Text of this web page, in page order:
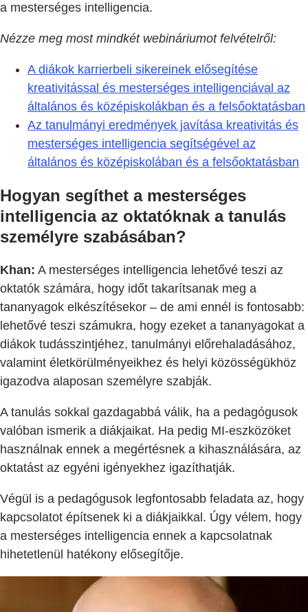
a mesterséges intelligencia.
Nézze meg most mindkét webináriumot felvételről:
A diákok karrierbeli sikereinek elősegítése
kreativitással és mesterséges intelligenciával az
általános és középiskolákban és a felsőoktatásban
Az tanulmányi eredmények javítása kreativitás és
mesterséges intelligencia segítségével az
általános és középiskolában és a felsőoktatásban
Hogyan segíthet a mesterséges
intelligencia az oktatóknak a tanulás
személyre szabásában?
Khan: A mesterséges intelligencia lehetővé teszi az
oktatók számára, hogy időt takarítsanak meg a
tananyagok elkészítésekor – de ami ennél is fontosabb:
lehetővé teszi számukra, hogy ezeket a tananyagokat a
diákok tudásszintjéhez, tanulmányi előrehaladásához,
valamint életkörülményeikhez és helyi közösségükhöz
igazodva alaposan személyre szabják.
A tanulás sokkal gazdagabbá válik, ha a pedagógusok
valóban ismerik a diákjaikat. Ha pedig MI-eszközöket
használnak ennek a megértésnek a kihasználására, az
oktatást az egyéni igényekhez igazíthatják.
Végül is a pedagógusok legfontosabb feladata az, hogy
kapcsolatot építsenek ki a diákjaikkal. Úgy vélem, hogy
a mesterséges intelligencia ennek a kapcsolatnak
hihetetlenül hatékony elősegítője.